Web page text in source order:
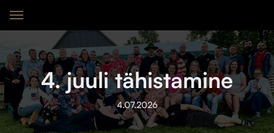
4. juuli tähistamine
4.07.2026